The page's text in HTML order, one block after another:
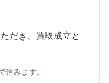
だき、買取成立と
進みます。